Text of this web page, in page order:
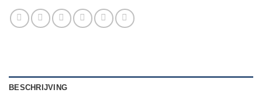
BESCHRIJVING